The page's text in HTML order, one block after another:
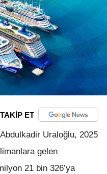
TAKİP ET
Uraloğlu, 2025
gelen
21 bin 326’ya